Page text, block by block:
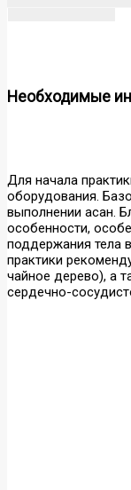
Необходимые
Для начала
оборудования.
выполнении асан.
особенности,
поддержания тела
практики
чайное дерево), а
сердечно-